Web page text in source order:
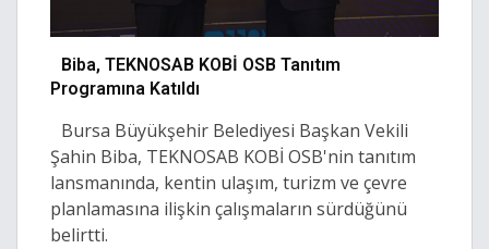
Biba, TEKNOSAB KOBİ OSB Tanıtım
Programına Katıldı
Bursa Büyükşehir Belediyesi Başkan Vekili
Şahin Biba, TEKNOSAB KOBİ OSB'nin tanıtım
lansmanında, kentin ulaşım, turizm ve çevre
planlamasına ilişkin çalışmaların sürdüğünü
belirtti.